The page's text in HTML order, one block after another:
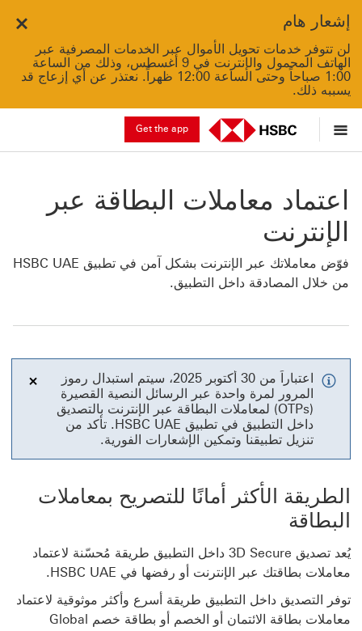
إشعار هام
Close
لن تتوفر خدمات تحويل الأموال عبر الخدمات المصرفية عبر
الهاتف المحمول والإنترنت في 9 أغسطس، وذلك من الساعة
1:00 صباحاً وحتى الساعة 12:00 ظهراً. نعتذر عن أي إزعاج قد
يسببه ذلك.
Get the app
اعتماد معاملات البطاقة عبر
الإنترنت
فوّض معاملاتك عبر الإنترنت بشكل آمن في تطبيق HSBC UAE
من خلال المصادقة داخل التطبيق.
اعتباراً من 30 أكتوبر 2025، سيتم استبدال رموز
المرور لمرة واحدة عبر الرسائل النصية القصيرة
(OTPs) لمعاملات البطاقة عبر الإنترنت بالتصديق
داخل التطبيق في تطبيق HSBC UAE. تأكد من
تنزيل تطبيقنا وتمكين الإشعارات الفورية.
الطريقة الأكثر أمانًا للتصريح بمعاملات
البطاقة
يُعد تصديق 3D Secure داخل التطبيق طريقة مُحسّنة لاعتماد
معاملات بطاقتك عبر الإنترنت أو رفضها في HSBC UAE.
توفر التصديق داخل التطبيق طريقة أسرع وأكثر موثوقية لاعتماد
معاملات بطاقة الائتمان أو الخصم أو بطاقة خصم Global